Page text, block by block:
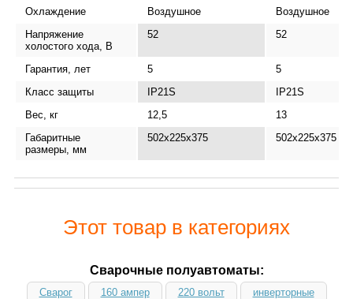
Охлаждение Воздушное
Воздушное
Напряжение
холостого хода, В
52 52
Гарантия, лет 5
5
Класс защиты
IP21S
IP21S
Вес, кг
12,5
13
Габаритные
размеры, мм
502x225x375 502x225x375
Этот товар в категориях
Сварочные полуавтоматы:
Сварог 160 ампер 220 вольт инверторные